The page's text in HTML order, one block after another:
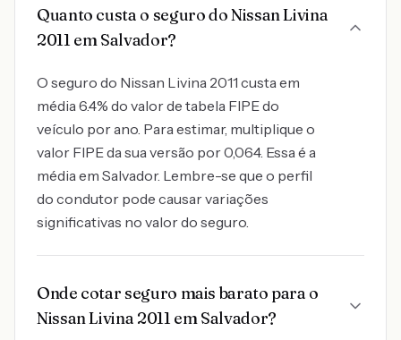
Quanto custa o seguro do Nissan Livina
2011 em Salvador?
O seguro do Nissan Livina 2011 custa em
média 6.4% do valor de tabela FIPE do
veículo por ano. Para estimar, multiplique o
valor FIPE da sua versão por 0,064. Essa é a
média em Salvador. Lembre-se que o perfil
do condutor pode causar variações
significativas no valor do seguro.
Onde cotar seguro mais barato para o
Nissan Livina 2011 em Salvador?